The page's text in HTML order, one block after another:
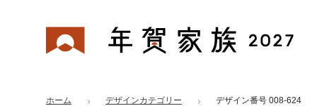
年賀家族 2027
ホーム デザインカテゴリー デザイン番号 008-624